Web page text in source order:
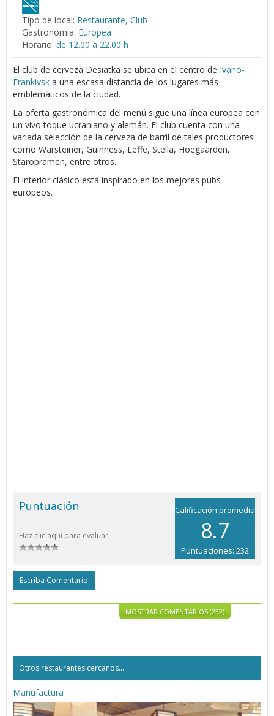
Tipo de local: Restaurante, Club
Gastronomía: Europea
Horario: de 12.00 a 22.00 h
El club de cerveza Desiatka se ubica en el centro de Ivano-
Frankivsk a una escasa distancia de los lugares más
emblemáticos de la ciudad.
La oferta gastronómica del menú sigue una línea europea con
un vivo toque ucraniano y alemán. El club cuenta con una
variada selección de la cerveza de barril de tales productores
como Warsteiner, Guinness, Leffe, Stella, Hoegaarden,
Staropramen, entre otros.
El interior clásico está inspirado en los mejores pubs
europeos.
Calificación promedia
8.7
Puntuaciones: 232
Puntuación
Haz clic aquí para evaluar
Escriba Comentario
MOSTRAR COMENTARIOS (232)
Otros restaurantes cercanos...
Manufactura